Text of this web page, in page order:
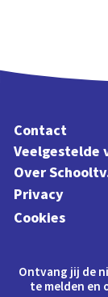
Contact
Veelgestelde
Over
Privacy
Cookies
Ontvang jij de
te melden en